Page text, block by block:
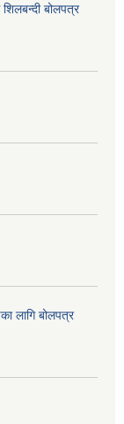
शिलबन्दी बोलपत्र
लागि बोलपत्र